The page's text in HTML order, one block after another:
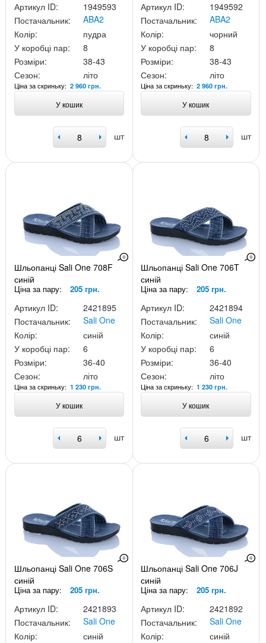
Артикул ID:
1949593
Постачальник:
ABA2
Колір:
пудра
У коробці пар:
8
Розміри:
38-43
Сезон:
літо
Ціна за скриньку: 2 960 грн.
У кошик
шт
Артикул ID:
1949592
Постачальник:
ABA2
Колір:
чорний
У коробці пар:
8
Розміри:
38-43
Сезон:
літо
Ціна за скриньку:2 960 грн.
У кошик
шт
Шльопанці Sali One 708F
синій
Ціна за пару: 205 грн.
Артикул ID:
2421895
Постачальник:
Sali One
Колір:
синій
У коробці пар:
6
Розміри:
36-40
Сезон:
літо
Ціна за скриньку: 1 230 грн.
У кошик
шт
Шльопанці Sali One 706T
синій
Ціна за пару: 205 грн.
Артикул ID:
2421894
Постачальник:
Sali One
Колір:
синій
У коробці пар:
6
Розміри:
36-40
Сезон:
літо
Ціна за скриньку:1 230 грн.
У кошик
шт
Шльопанці Sali One 706S
синій
Ціна за пару: 205 грн.
Артикул ID:
2421893
Постачальник:
Sali One
Колір:
синій
Шльопанці Sali One 706J
синій
Ціна за пару: 205 грн.
Артикул ID:
2421892
Постачальник:
Sali One
Колір:
синій